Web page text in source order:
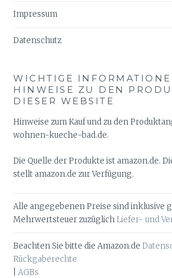
Impressum
Datenschutz
WICHTIGE
HINWEISE ZU DEN
DIESER WEBSITE
Hinweise zum Kauf und zu den
wohnen-kueche-bad.de.
Die Quelle der Produkte ist amazon.de.
stellt amazon.de zur Verfügung.
Alle angegebenen Preise sind inklusive
Mehrwertsteuer zuzüglich Liefer- und
Beachten Sie bitte die Amazon.de
Rückgaberechte
|AGBs